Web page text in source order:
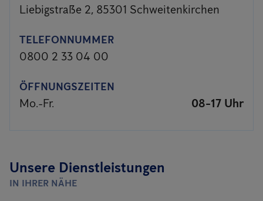
Liebigstraße 2, 85301 Schweitenkirchen
TELEFONNUMMER
0800 2 33 04 00
ÖFFNUNGSZEITEN
Mo.-Fr. 08-17 Uhr
Unsere Dienstleistungen
IN IHRER NÄHE